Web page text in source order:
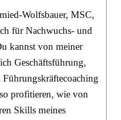
Wolfsbauer, MSC,
für Nachwuchs- und
kannst von meiner
Geschäftsführung,
profitieren, wie von
Skills meines